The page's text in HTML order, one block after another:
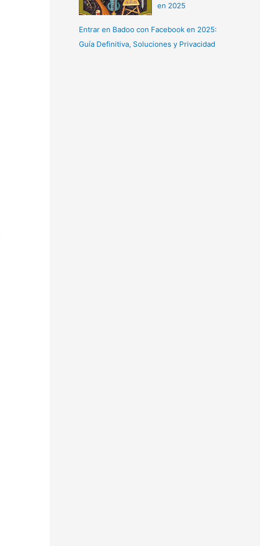
en 2025
Entrar en Badoo con Facebook en 2025:
Guía Definitiva, Soluciones y Privacidad